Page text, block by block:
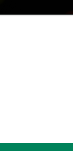
Categoria: